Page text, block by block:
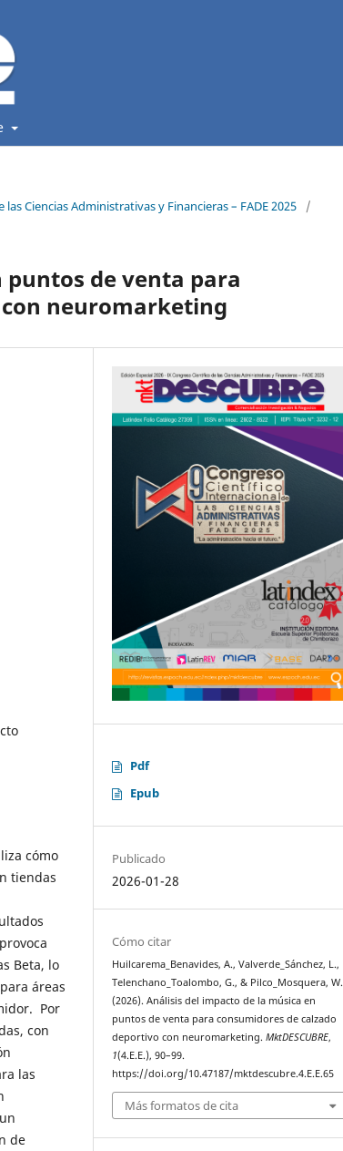
Ciencias Administrativas y Financieras – FADE 2025
/
de venta para
neuromarketing
cómo
tiendas
Beta, lo
áreas
Por
con
las
de
Pdf
Epub
Publicado
2026-01-28
Cómo citar
Huilcarema_Benavides, A., Valverde_Sánchez, L.,
Telenchano_Toalombo, G., & Pilco_Mosquera, W.
(2026). Análisis del impacto de la música en
puntos de venta para consumidores de calzado
deportivo con neuromarketing.MktDESCUBRE,
1(4.E.E.), 90–99.
https://doi.org/10.47187/mktdescubre.4.E.E.65
Más formatos de cita